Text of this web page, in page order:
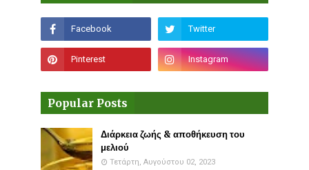
Popular Posts
Διάρκεια ζωής & αποθήκευση του
μελιού
Τετάρτη, Αυγούστου 02, 2023